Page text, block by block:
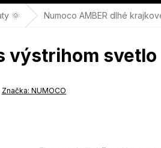
🌞 Numoco AMBER dlhé
výstrihom
Značka: NUMOCO